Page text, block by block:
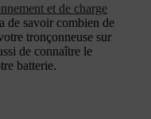
et de charge
de savoir combien de
tronçonneuse sur
de connaître le
batterie.